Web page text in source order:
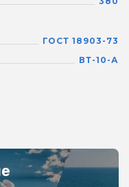
ГОСТ 18903-73
ВТ-10-А